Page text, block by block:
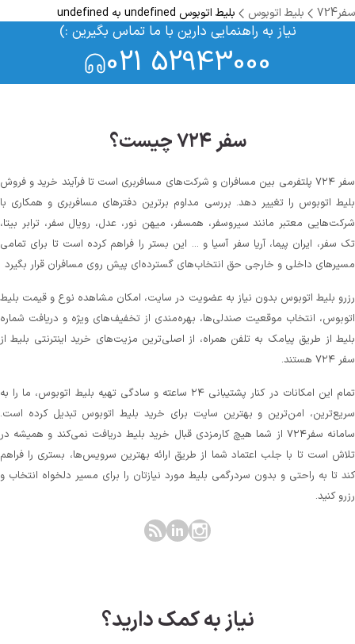
سفر724 بلیط اتوبوس بلیط اتوبوس undefined به undefined
نیاز به راهنمایی دارین با ما تماس بگیرین :)
021 52943000
سفر ۷۲۴ چیست؟
سفر ۷۲۴ پلتفرمی بین مسافران و شرکت‌های مسافربری است تا فرآیند خرید و فروش
بلیط اتوبوس را تغییر دهد. بررسی مداوم برترین دفترهای مسافربری و همکاری با
شرکت‌هایی معتبر مانند سیروسفر، همسفر، میهن‌ نور، عدل، رویال سفر، ترابر بیتا،
تک سفر، ایران پیما، آریا سفر آسیا و ... این بستر را فراهم کرده است تا برای تمامی
مسیرهای داخلی و خارجی حق انتخاب‌های گسترده‌ای پیش روی مسافران قرار بگیرد
رزرو بلیط اتوبوس بدون نیاز به عضویت در سایت، امکان مشاهده نوع و قیمت بلیط
اتوبوس، انتخاب موقعیت صندلی‌ها، بهره‌مندی از تخفیف‌های ویژه و دریافت شماره‌
بلیط از طریق پیامک به تلفن همراه، از اصلی‌ترین مزیت‌های خرید اینترنتی بلیط از
سفر ۷۲۴ هستند.
تمام این امکانات در کنار پشتیبانی‌ ۲۴ ساعته و سادگی تهیه بلیط اتوبوس، ما را به
سریع‌ترین، امن‌ترین و بهترین سایت برای خرید بلیط اتوبوس تبدیل کرده است.
سامانه سفر۷۲۴ از شما هیچ کارمزدی قبال خرید بلیط دریافت نمی‌کند و همیشه در
تلاش است تا با جلب اعتماد شما از طریق ارائه بهترین سرویس‌ها، بستری را فراهم
کند تا به راحتی و بدون سردرگمی بلیط مورد نیازتان را برای مسیر دلخواه انتخاب و
رزرو کنید.
نیاز به کمک دارید؟